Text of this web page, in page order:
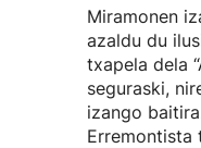
Miramonen
azaldu du
txapela dela
seguraski,
izango
Erremontista